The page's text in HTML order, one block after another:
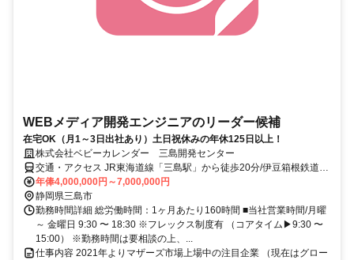
WEBメディア開発エンジニアのリーダー候補
在宅OK（月1～3日出社あり）土日祝休みの年休125日以上！
株式会社ベビーカレンダー 三島開発センター
交通・アクセス JR東海道線「三島駅」から徒歩20分/伊豆箱根鉄道
「三島田町駅」から徒歩10分
年俸4,000,000円～7,000,000円
静岡県三島市
勤務時間詳細 総労働時間：1ヶ月あたり160時間 ■当社営業時間/月曜
～ 金曜日 9:30 〜 18:30 ※フレックス制度有 （コアタイム▶9:30 〜
15:00） ※勤務時間は要相談の上、...
仕事内容 2021年よりマザーズ市場上場中の注目企業 （現在はグロー